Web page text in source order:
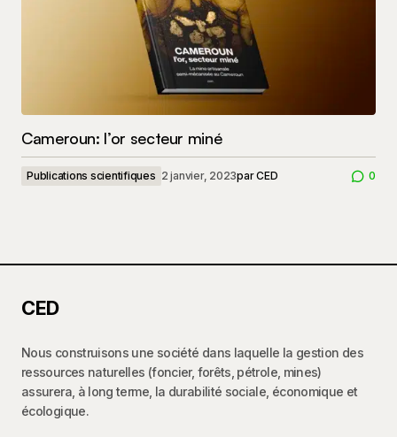
Cameroun: l’or secteur miné
Publications scientifiques 2 janvier, 2023parCED 0
CED
Nous construisons une société dans laquelle la gestion des
ressources naturelles (foncier, forêts, pétrole, mines)
assurera, à long terme, la durabilité sociale, économique et
écologique.